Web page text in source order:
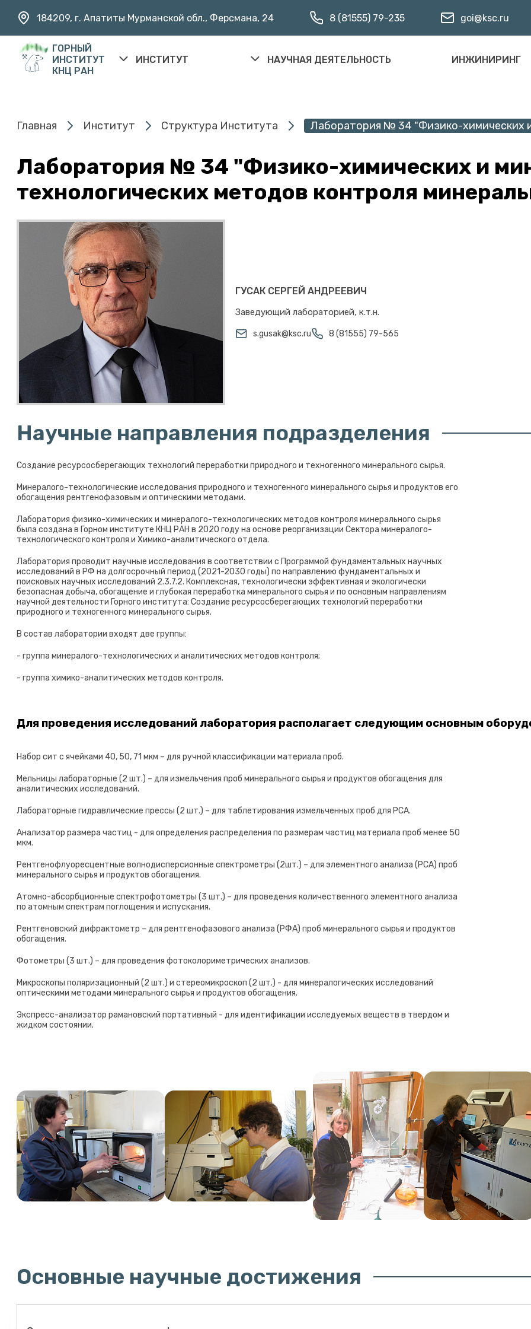
184209, г. Апатиты Мурманской обл., Ферсмана, 24 8 (81555) 79-235 goi@ksc.ru
ГОРНЫЙ
ИНСТИТУТ
КНЦ РАН
ИНСТИТУТ НАУЧНАЯ ДЕЯТЕЛЬНОСТЬ ИНЖИНИРИНГ
Главная Институт Структура Института Лаборатория № 34 "Физико-химических
Лаборатория № 34 "Физико-химических и
технологических методов контроля
ГУСАК СЕРГЕЙ АНДРЕЕВИЧ
Заведующий лабораторией, к.т.н.
s.gusak@ksc.ru 8 (81555) 79-565
Научные направления подразделения
Создание ресурсосберегающих технологий переработки природного и техногенного минерального сырья.
Минералого-технологические исследования природного и техногенного минерального сырья и продуктов его
обогащения рентгенофазовым и оптическими методами.
Лаборатория физико-химических и минералого-технологических методов контроля минерального сырья
была создана в Горном институте КНЦ РАН в 2020 году на основе реорганизации Сектора минералого-
технологического контроля и Химико-аналитического отдела.
Лаборатория проводит научные исследования в соответствии с Программой фундаментальных научных
исследований в РФ на долгосрочный период (2021-2030 годы) по направлению фундаментальных и
поисковых научных исследований 2.3.7.2. Комплексная, технологически эффективная и экологически
безопасная добыча, обогащение и глубокая переработка минерального сырья и по основным направлениям
научной деятельности Горного института: Создание ресурсосберегающих технологий переработки
природного и техногенного минерального сырья.
В состав лаборатории входят две группы:
- группа минералого-технологических и аналитических методов контроля;
- группа химико-аналитических методов контроля.
Для проведения исследований лаборатория располагает следующим основным
Набор сит с ячейками 40, 50, 71 мкм – для ручной классификации материала проб.
Мельницы лабораторные (2 шт.) – для измельчения проб минерального сырья и продуктов обогащения для
аналитических исследований.
Лабораторные гидравлические прессы (2 шт.) – для таблетирования измельченных проб для РСА.
Анализатор размера частиц - для определения распределения по размерам частиц материала проб менее 50
мкм.
Рентгенофлуоресцентные волнодисперсионные спектрометры (2шт.) – для элементного анализа (РСА) проб
минерального сырья и продуктов обогащения.
Атомно-абсорбционные спектрофотометры (3 шт.) – для проведения количественного элементного анализа
по атомным спектрам поглощения и испускания.
Рентгеновский дифрактометр – для рентгенофазового анализа (РФА) проб минерального сырья и продуктов
обогащения.
Фотометры (3 шт.) – для проведения фотоколориметрических анализов.
Микроскопы поляризационный (2 шт.) и стереомикроскоп (2 шт.) - для минералогических исследований
оптическими методами минерального сырья и продуктов обогащения.
Экспресс-анализатор рамановский портативный - для идентификации исследуемых веществ в твердом и
жидком состоянии.
Основные научные достижения